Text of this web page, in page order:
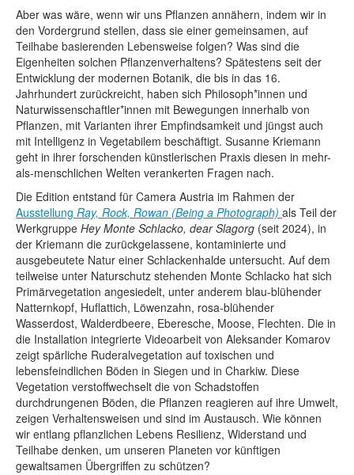
Aber was wäre, wenn wir uns Pflanzen annähern, indem wir in
den Vordergrund stellen, dass sie einer gemeinsamen, auf
Teilhabe basierenden Lebensweise folgen? Was sind die
Eigenheiten solchen Pflanzenverhaltens? Spätestens seit der
Entwicklung der modernen Botanik, die bis in das 16.
Jahrhundert zurückreicht, haben sich Philosoph*innen und
Naturwissenschaftler*innen mit Bewegungen innerhalb von
Pflanzen, mit Varianten ihrer Empfindsamkeit und jüngst auch
mit Intelligenz in Vegetabilem beschäftigt. Susanne Kriemann
geht in ihrer forschenden künstlerischen Praxis diesen in mehr-
als-menschlichen Welten verankerten Fragen nach.
Die Edition entstand für Camera Austria im Rahmen der
Ausstellung Ray, Rock, Rowan (Being a Photograph) als Teil der
Werkgruppe Hey Monte Schlacko, dear Slagorg (seit 2024), in
der Kriemann die zurückgelassene, kontaminierte und
ausgebeutete Natur einer Schlackenhalde untersucht. Auf dem
teilweise unter Naturschutz stehenden Monte Schlacko hat sich
Primärvegetation angesiedelt, unter anderem blau-blühender
Natternkopf, Huflattich, Löwenzahn, rosa-blühender
Wasserdost, Walderdbeere, Eberesche, Moose, Flechten. Die in
die Installation integrierte Videoarbeit von Aleksander Komarov
zeigt spärliche Ruderalvegetation auf toxischen und
lebensfeindlichen Böden in Siegen und in Charkiw. Diese
Vegetation verstoffwechselt die von Schadstoffen
durchdrungenen Böden, die Pflanzen reagieren auf ihre Umwelt,
zeigen Verhaltensweisen und sind im Austausch. Wie können
wir entlang pflanzlichen Lebens Resilienz, Widerstand und
Teilhabe denken, um unseren Planeten vor künftigen
gewaltsamen Übergriffen zu schützen?